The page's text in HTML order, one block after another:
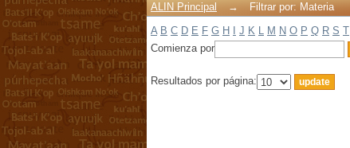
ALIN Principal →
Filtrar por: Materia
A B C D E F G H J K L M N O P Q R S T
Comienza por
Resultados por página: